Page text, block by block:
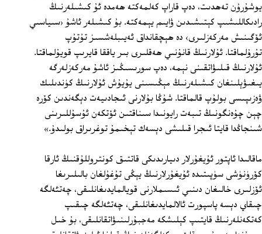
يوشۇرۇن تەھدىت، دەپ قاراپ كەلمەكتە ھەمدە ئۇ كىشىلەرنىڭ
رادىكاللىشىپ كېتىشىدىن ۋايىم يېمەكتە. بۇ كىشىلەر ئاشۇ ‹سىياسىي
ئۆگىنىش مەركەزلىرى› دە ھېچقانداق ئەيىبلەشسىز تۇتۇپ
تۇرۇلماقتا. ئۇلارنىڭ قانۇنىي ھەقلىرى بىر ياققا قايرىپ قويۇلماقتا.
ئۇلارنىڭ قىلىۋاتقىنى نېمە، دەپ سورىسىڭىز ئاشۇ مەركەزلەرگە
يىغىۋېلىنغان كىشىلەرنىڭ مېڭىسىنى يۇيۇش ئۇلارنىڭ كۈندىلىك
ۋەزىپىسى بولۇپ قالماقتا. شۇڭا بۇلارنى ئىجادىيەت دېگەندىن كۆرە
چېن چۇەنگونىڭ تىبەت رايونىدا سىناقتىن ئۆتكەن ئۇسۇللىرىنى
شىنجاڭدا قايتا ئىجرا قىلىشى دېسەك تېخىمۇ توغرىراق بولىدۇ.»
ماقالىدا ئاپتور ئۇيغۇرلار دىيارىدىكى قاتتىق كونتروللۇقنىڭ ئارقا
كۆرۈنۈشى سۈپىتىدە ئۇيغۇرلارنىڭ يېڭى تۇغۇلغان بالىلىرىغا
ئۆزلىرى خالىغان دىنىي ئىسىملارنى قويالمايدىغانلىقى، چەتئەلگە
چىقاي دېسە پاسپورت ئالالمايدىغانلىقى، چەتئەلگە چىقىپ
كەتكەنلەرنىڭ قايتىپ كېلىشكە مەجبۇرلىنىۋاتقانلىقى، بۇ خىل